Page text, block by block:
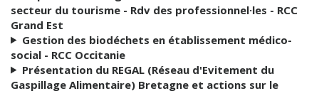
secteur du tourisme - Rdv des professionnel·les - RCC
Grand Est
Gestion des biodéchets en établissement médico-
social - RCC Occitanie
Présentation du REGAL (Réseau d'Evitement du
Gaspillage Alimentaire) Bretagne et actions sur le